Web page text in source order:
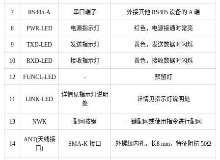
7 RS485-A 串口端子 外接其他 RS485 设备的 A 端
8 PWR-LED 电源指示灯 红色，电源接通时常亮
9 TXD-LED 发送指示灯 黄色，发送数据时闪烁
10 RXD-LED 接收指示灯 黄色，接收数据时闪烁
12 FUNCL-LED - 预留灯
11 LINK-LED
详情见指示灯说明
处
详情见指示灯说明处
13 NWK 配网按键 一键配网或使用指令进行配网
14
ANT(天线接
口)
SMA-K 接口 外螺纹内孔，长8 mm，特征阻抗 50Ω